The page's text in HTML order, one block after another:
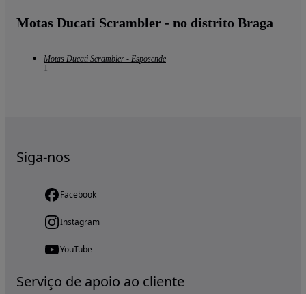
Motas Ducati Scrambler - no distrito Braga
Motas Ducati Scrambler - Esposende
1
Siga-nos
Facebook
Instagram
YouTube
Serviço de apoio ao cliente